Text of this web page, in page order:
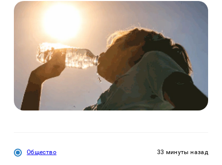
Общество 33 минуты назад